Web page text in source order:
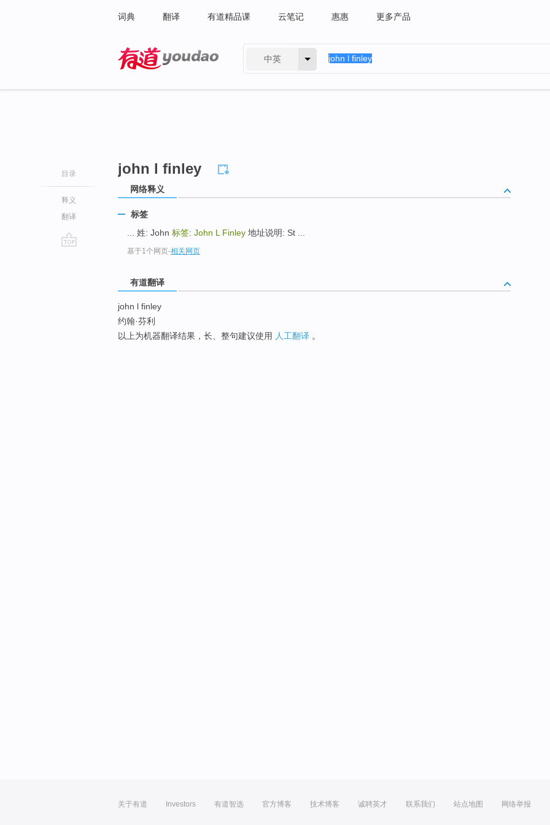
词典 翻译 有道精品课 云笔记 惠惠 更多产品
中英
目录
释义
翻译
john l finley
网络释义
标签
... 姓: John 标签: John L Finley 地址说明: St ...
基于1个网页-相关网页
有道翻译
john l finley
约翰·芬利
以上为机器翻译结果，长、整句建议使用 人工翻译 。
关于有道 Investors 有道智选 官方博客 技术博客 诚聘英才 联系我们 站点地图 网络举报